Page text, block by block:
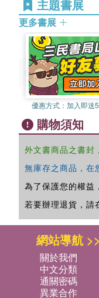
主題書展
更多書展
優惠方式： 加入即送
購物須知
外文書商品之書封
無庫存之商品，在
為了保護您的權益
若要辦理退貨，請
網站導航 >>
關於我們
中文分類
通關密碼
異業合作